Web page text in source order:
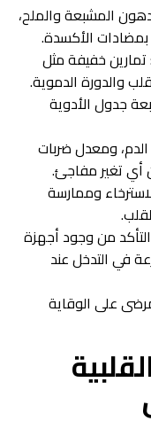
المشبعة والملح،
بمضادات الأكسدة.
: تمارين خفيفة مثل
والدورة الدموية.
جدول الأدوية
ومعدل ضربات
أي تغير مفاجئ.
وممارسة
من وجود أجهزة
في التدخل عند
على الوقاية